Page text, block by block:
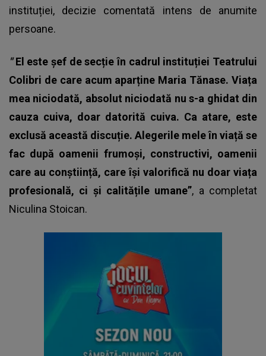
instituției, decizie comentată intens de anumite
persoane.
"El este șef de secție în cadrul instituției Teatrului
Colibri de care acum aparține Maria Tănase. Viața
mea niciodată, absolut niciodată nu s-a ghidat din
cauza cuiva, doar datorită cuiva. Ca atare, este
exclusă această discuție. Alegerile mele în viață se
fac după oamenii frumoși, constructivi, oamenii
care au conștiință, care își valorifică nu doar viața
profesională, ci și calitățile umane”, a completat
Niculina Stoican.